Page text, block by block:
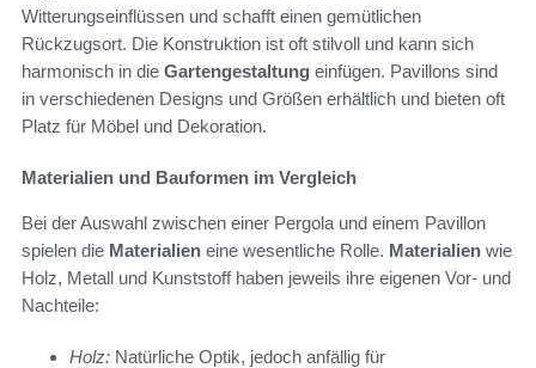
Witterungseinflüssen und schafft einen gemütlichen
Rückzugsort. Die Konstruktion ist oft stilvoll und kann sich
harmonisch in die Gartengestaltung einfügen. Pavillons sind
in verschiedenen Designs und Größen erhältlich und bieten oft
Platz für Möbel und Dekoration.
Materialien und Bauformen im Vergleich
Bei der Auswahl zwischen einer Pergola und einem Pavillon
spielen die Materialien eine wesentliche Rolle. Materialien wie
Holz, Metall und Kunststoff haben jeweils ihre eigenen Vor- und
Nachteile:
Holz: Natürliche Optik, jedoch anfällig für